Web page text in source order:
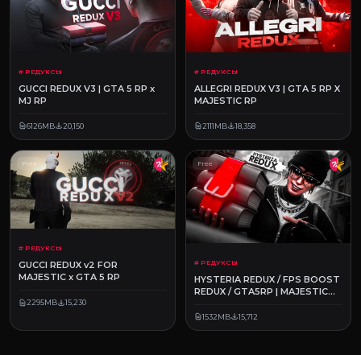
# РЕДУКСЫ
GUCCI REDUX V3 | GTA 5 RP x
MJ RP
6126MB 20,150
# РЕДУКСЫ
ALLEGRI REDUX V3 | GTA 5 RP X
MAJESTIC RP
2111MB 18,358
Free
# РЕДУКСЫ
GUCCI REDUX v2 FOR
MAJESTIC x GTA 5 RP
2295MB 15,230
Free
# РЕДУКСЫ
HYSTERIA REDUX / FPS BOOST
REDUX / GTA5RP | MAJESTIC
1532MB 15,712